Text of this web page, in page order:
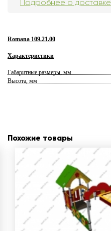
Подробнее о доставке
Romana 109.21.00
Характеристики
Габаритные размеры, мм
Высота, мм
Похожие товары